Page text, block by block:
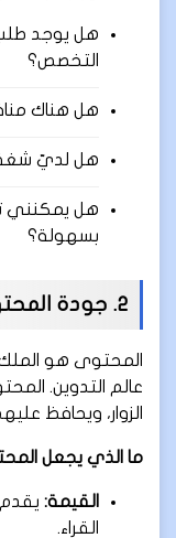
هل يوجد
التخصص؟
هل هناك
هل لديّ شغف
هل يمكنني
بسهولة؟
2. جودة المحتوى
المحتوى هو
عالم التدوين.
الزوار، ويحافظ
ما الذي يجعل
القيمة:يقدم
القراء.